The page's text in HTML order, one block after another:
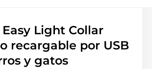
Light Collar
recargable por USB
y gatos